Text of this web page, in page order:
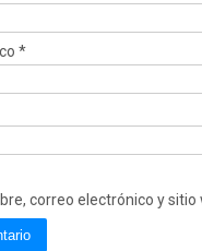
*
correo electrónico y